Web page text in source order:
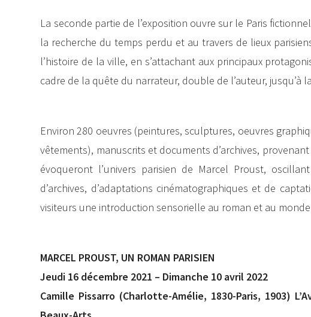
La seconde partie de l’exposition ouvre sur le Paris
la recherche du temps perdu et au travers de lieux
l’histoire de la ville, en s’attachant aux principaux
cadre de la quête du narrateur, double de l’auteur, jusqu’à
Environ 280 oeuvres (peintures, sculptures, oeuvres
vêtements), manuscrits et documents d’archives,
évoqueront l’univers parisien de Marcel Proust,
d’archives, d’adaptations cinématographiques et de
visiteurs une introduction sensorielle au roman et au
MARCEL PROUST, UN ROMAN PARISIEN
Jeudi 16 décembre 2021 – Dimanche 10 avril 2022
Camille Pissarro (Charlotte-Amélie, 1830-Paris, 1903)